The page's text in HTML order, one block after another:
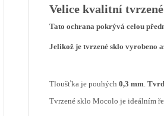
Velice kvalitní
Tato ochrana pokrývá celou
Jelikož je tvrzené sklo vyrobeno
Tloušťka je pouhých 0,3 mm.
Tvrzené sklo Mocolo je ideálním